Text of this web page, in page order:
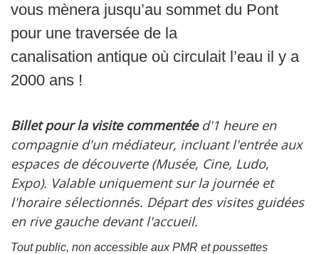
vous mènera jusqu’au sommet du Pont
pour une traversée de la
canalisation antique où circulait l’eau il y a
2000 ans !
Billet pour la visite commentéed'1 heure en
compagnie d'un médiateur, incluant l'entrée aux
espaces de découverte (Musée, Cine, Ludo,
Expo). Valable uniquement sur la journée et
l'horaire sélectionnés. Départ des visites guidées
en rive gauche devant l'accueil.
Tout public, non accessible aux PMR et poussettes